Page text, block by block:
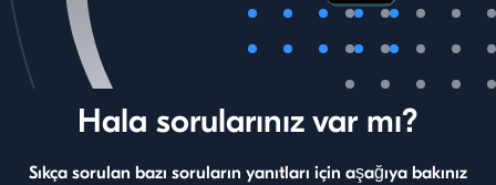
Hala sorularınız var mı?
Sıkça sorulan bazı soruların yanıtları için aşağıya bakınız